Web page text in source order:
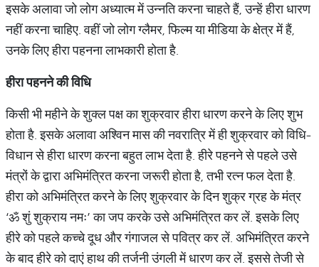
इसके अलावा जो लोग अध्यात्म में उन्नति करना चाहते हैं, उन्हें हीरा धारण
नहीं करना चाहिए. वहीं जो लोग ग्लैमर, फिल्म या मीडिया के क्षेत्र में हैं,
उनके लिए हीरा पहनना लाभकारी होता है.
हीरापहननेकीविधि
किसी भी महीने के शुक्‍ल पक्ष का शुक्रवार हीरा धारण करने के लिए शुभ
होता है. इसके अलावा अश्विन मास की नवरात्रि में ही शुक्रवार को विधि-
विधान से हीरा धारण करना बहुत लाभ देता है. हीरे पहनने से पहले उसे
मंत्रों के द्वारा अभिमंत्रित करना जरूरी होता है, तभी रत्‍न फल देता है.
हीरा को अभिमंत्रित करने के लिए शुक्रवार के दिन शुक्र ग्रह के मंत्र
‘ॐ शुं शुक्राय नमः’ का जप करके उसे अभिमंत्रित कर लें. इसके लिए
हीरे को पहले कच्‍चे दूध और गंगाजल से पवित्र कर लें. अभिमंत्रित करने
के बाद हीरे को दाएं हाथ की तर्जनी उंगली में धारण कर लें. इससे तेजी से